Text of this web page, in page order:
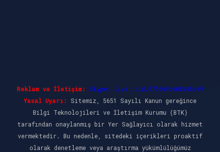
Reklam ve İletişim:
Skype: live:.cid.575569c608265c69
Yasal Uyarı:
Sitemiz, 5651 Sayılı Kanun gereğince
Bilgi Teknolojileri ve İletişim Kurumu (BTK)
tarafından onaylanmış bir Yer Sağlayıcı olarak hizmet
vermektedir. Bu nedenle, sitedeki içerikleri proaktif
olarak denetleme veya araştırma yükümlülüğümüz